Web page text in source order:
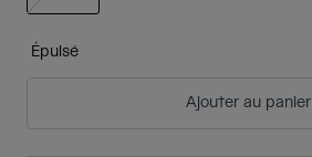
Épuisé
Ajouter au panier